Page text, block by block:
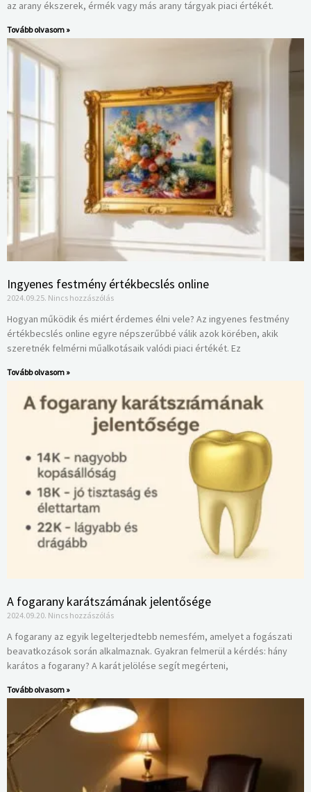
az arany ékszerek, érmék vagy más arany tárgyak piaci értékét.
Tovább olvasom »
Ingyenes festmény értékbecslés online
2024.09.25. Nincs hozzászólás
Hogyan működik és miért érdemes élni vele? Az ingyenes festmény
értékbecslés online egyre népszerűbbé válik azok körében, akik
szeretnék felmérni műalkotásaik valódi piaci értékét. Ez
Tovább olvasom »
A fogarany karátszámának jelentősége
2024.09.20. Nincs hozzászólás
A fogarany az egyik legelterjedtebb nemesfém, amelyet a fogászati
beavatkozások során alkalmaznak. Gyakran felmerül a kérdés: hány
karátos a fogarany? A karát jelölése segít megérteni,
Tovább olvasom »